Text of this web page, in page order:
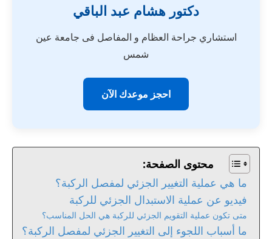
دكتور هشام عبد الباقي
استشاري جراحة العظام و المفاصل فى جامعة عين
شمس
احجز موعدك الآن
محتوى الصفحة:
ما هي عملية التغيير الجزئي لمفصل الركبة؟
فيديو عن عملية الاستبدال الجزئي للركبة
متى تكون عملية التقويم الجزئي للركبة هي الحل المناسب؟
ما أسباب اللجوء إلى التغيير الجزئي لمفصل الركبة؟